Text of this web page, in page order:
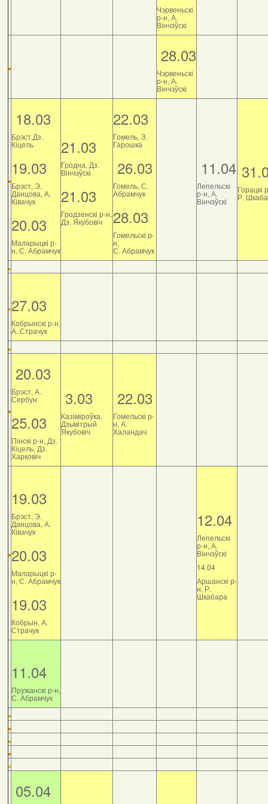
Чэрвеньскі
р-н, А.
Вінчэўскі
28.03
Чэрвеньскі
р-н, А.
Вінчэўскі
18.03
Брэст,Дз.
Кіцель
19.03
Брэст, Э.
Данцова, А.
Ківачук
20.03
Маларыцкі р-
н, С. Абрамчук
21.03
Гродна, Дз.
Вінчэўскі
21.03
Гродзенскі р-н,
Дз. Якубовіч
22.03
Гомель, З.
Гарошка
26.03
Гомель, С.
Абрамчук
28.03
Гомельскі р-
н,
С. Абрамчук
11.04
Лепельскі
р-н, А.
Вінчэўскі
Горацкі
Р.
27.03
Кобрынскі р-н,
А. Страчук
20.03
Брэст, А.
Сербун
25.03
Пінскі р-н, Дз.
Кіцель, Дз.
Харковіч
3.03
Казіміроўка,
Дзьмітрый
Якубовіч
22.03
Гомельскі р-
н, А.
Халандач
19.03
Брэст, Э.
Данцова, А.
Ківачук
20.03
Маларыцкі р-
н, С. Абрамчук
19.03
Кобрын, А.
Страчук
12.04
Лепельскі
р-н, А.
Вінчэўскі
14.04
Аршанскі р-
н, Р.
Шкабара
11.04
Пружанскі р-н,
С. Абрамчук
05.04